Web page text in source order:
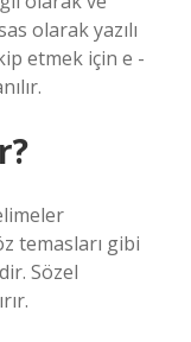
olarak yazılı
etmek için e -
temasları gibi
Sözel